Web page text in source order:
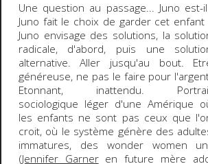
Une question au passage... Juno est-
Juno fait le choix de garder cet
Juno envisage des solutions, la
radicale, d'abord, puis une
alternative. Aller jusqu'au bout.
généreuse, ne pas le faire pour
Etonnant, inattendu.
sociologique léger d'une Amérique
les enfants ne sont pas ceux que
croit, où le système génère des
immatures, des wonder women
(Jennifer Garneren future mère